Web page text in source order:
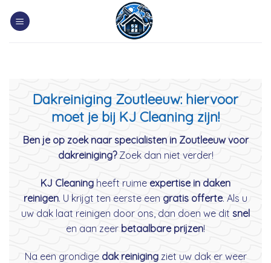
Dakreiniging Zoutleeuw: hiervoor
moet je bij KJ Cleaning zijn!
Ben je op zoek naar specialisten in Zoutleeuw voor
dakreiniging?Zoek dan niet verder!
KJ Cleaning heeft ruime expertise in daken
reinigen. U krijgt ten eerste een gratis offerte. Als u
uw dak laat reinigen door ons, dan doen we dit snel
en aan zeer betaalbare prijzen!
Na een grondige dak reinigingziet uw dak er weer